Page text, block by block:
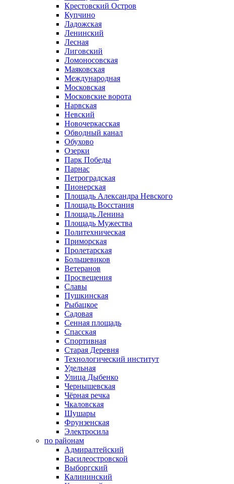
Крестовский Остров
Купчино
Ладожская
Ленинский
Лесная
Лиговский
Ломоносовская
Маяковская
Международная
Московская
Московские ворота
Нарвская
Невский
Новочеркасская
Обводный канал
Обухово
Озерки
Парк Победы
Парнас
Петроградская
Пионерская
Площадь Александра Невского
Площадь Восстания
Площадь Ленина
Площадь Мужества
Политехническая
Приморская
Пролетарская
Большевиков
Ветеранов
Просвещения
Славы
Пушкинская
Рыбацкое
Садовая
Сенная площадь
Спасская
Спортивная
Старая Деревня
Технологический институт
Удельная
Улица Дыбенко
Чернышевская
Чёрная речка
Чкаловская
Шушары
Фрунзенская
Электросила
по районам
Адмиралтейский
Василеостровской
Выборгский
Калининский